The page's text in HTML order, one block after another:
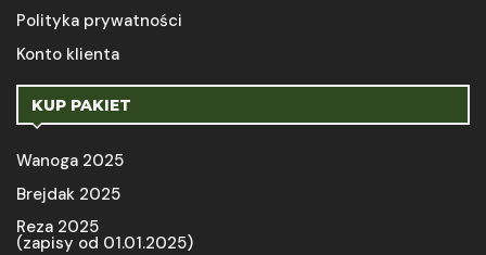
Polityka prywatności
Konto klienta
KUP PAKIET
Wanoga 2025
Brejdak 2025
Reza 2025
(zapisy od 01.01.2025)